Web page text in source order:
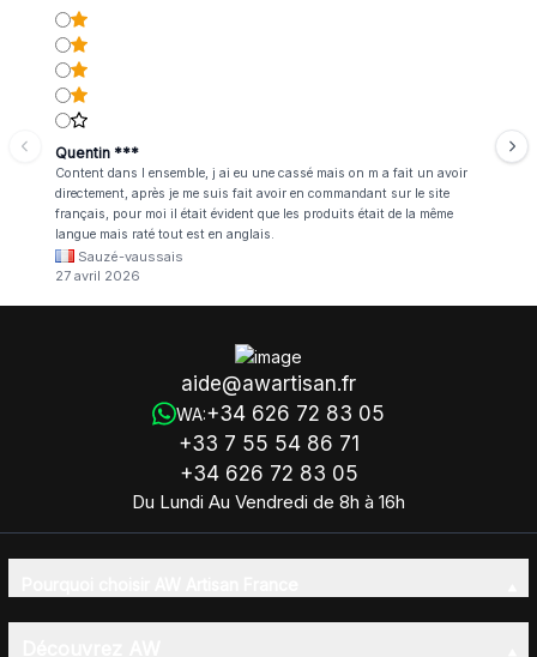
Quentin ***
Content dans l ensemble, j ai eu une cassé mais on m a fait un avoir
directement, après je me suis fait avoir en commandant sur le site
français, pour moi il était évident que les produits était de la même
langue mais raté tout est en anglais.
Sauzé-vaussais
27 avril 2026
aide@awartisan.fr
WA:+34 626 72 83 05
+33 7 55 54 86 71
+34 626 72 83 05
Du Lundi Au Vendredi de 8h à 16h